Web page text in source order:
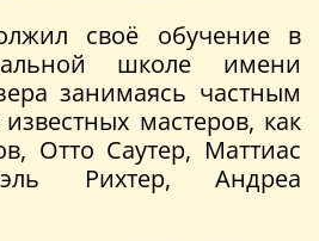
своё обучение в
школе имени
занимаясь частным
мастеров, как
Отто Саутер, Маттиас
Рихтер, Андреа